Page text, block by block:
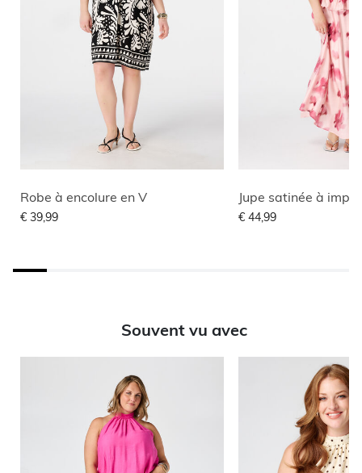
Robe à encolure en V
€ 39,99
Jupe satinée à
€ 44,99
Souvent vu avec